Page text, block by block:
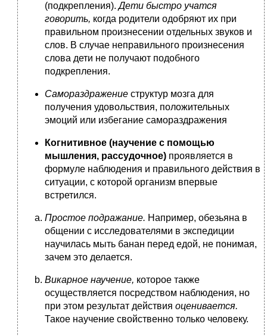
(подкрепления).Дети быстро учатся
говорить, когда родители одобряют их при
правильном произнесении отдельных звуков и
слов. В случае неправильного произнесения
слова дети не получают подобного
подкрепления.
Самораздражение структур мозга для
получения удовольствия, положительных
эмоций или избегание самораздражения
Когнитивное (научение с помощью
мышления, рассудочное) проявляется в
формуле наблюдения и правильного действия в
ситуации, с которой организм впервые
встретился.
Простое подражание. Например, обезьяна в
общении с исследователями в экспедиции
научилась мыть банан перед едой, не понимая,
зачем это делается.
Викарное научение, которое также
осуществляется посредством наблюдения, но
при этом результат действия оценивается.
Такое научение свойственно только человеку.